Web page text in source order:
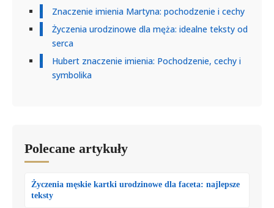
Znaczenie imienia Martyna: pochodzenie i cechy
Życzenia urodzinowe dla męża: idealne teksty od
serca
Hubert znaczenie imienia: Pochodzenie, cechy i
symbolika
Polecane artykuły
Życzenia męskie kartki urodzinowe dla faceta: najlepsze
teksty